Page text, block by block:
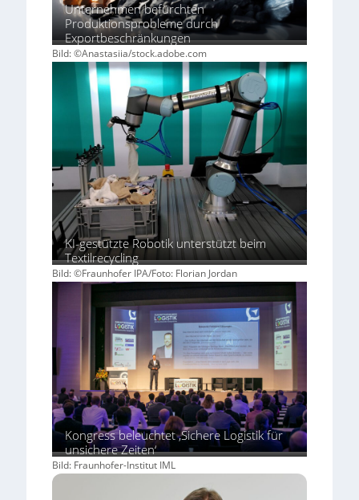
Unternehmen befürchten
Produktionsprobleme durch
Exportbeschränkungen
Bild: ©Anastasiia/stock.adobe.com
KI-gestützte Robotik unterstützt beim
Textilrecycling
Bild: ©Fraunhofer IPA/Foto: Florian Jordan
Kongress beleuchtet ‚Sichere Logistik für
unsichere Zeiten‘
Bild: Fraunhofer-Institut IML